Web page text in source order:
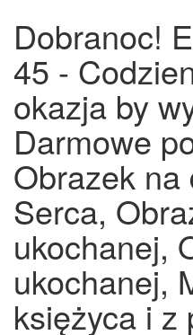
Dobranoc!
45 -
okazja by
Darmowe
Obrazek na
Serca,
ukochanej,
ukochanej,
księżyca i z